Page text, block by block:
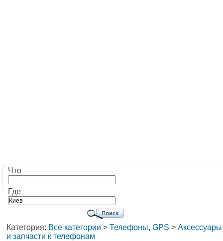
Что
Где
Категория: Все категории > Телефоны, GPS > Аксессуары
и запчасти к телефонам